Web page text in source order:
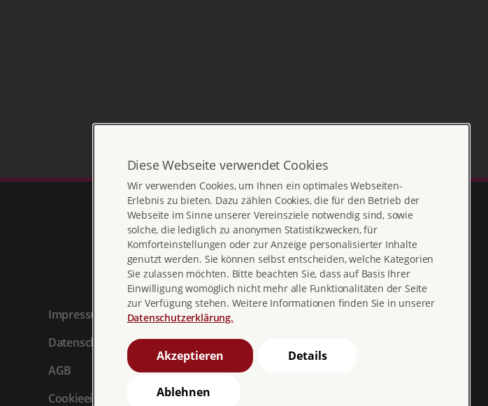
Impressum
Datenschutz
AGB
Cookieeinstellungen
Erklärung zur
Barriere melden
Diese Webseite verwendet Cookies
Wir verwenden Cookies, um Ihnen ein optimales Webseiten-
Erlebnis zu bieten. Dazu zählen Cookies, die für den Betrieb der
Webseite im Sinne unserer Vereinsziele notwendig sind, sowie
solche, die lediglich zu anonymen Statistikzwecken, für
Komforteinstellungen oder zur Anzeige personalisierter Inhalte
genutzt werden. Sie können selbst entscheiden, welche Kategorien
Sie zulassen möchten. Bitte beachten Sie, dass auf Basis Ihrer
Einwilligung womöglich nicht mehr alle Funktionalitäten der Seite
zur Verfügung stehen. Weitere Informationen finden Sie in unserer
Datenschutzerklärung.
Akzeptieren Details
Ablehnen